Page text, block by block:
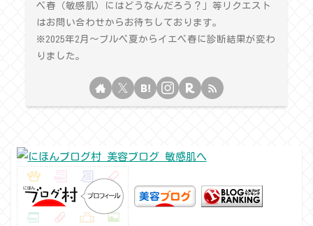
ベ春（敏感肌）にはどうなんだろう？」等リクエスト
はお問い合わせからお待ちしております。
※2025年2月〜ブルベ夏からイエベ春に診断結果が変わ
りました。